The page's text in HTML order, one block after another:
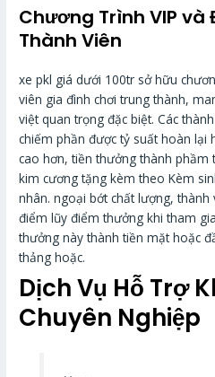
Chương Trình VIP và
Thành Viên
xe pkl giá dưới 100tr sở hữu
viên gia đình chơi trung thành,
việt quan trọng đặc biệt. Các
chiếm phần được tỷ suất hoàn lại
cao hơn, tiền thưởng thành phầm
kim cương tặng kèm theo Kèm
nhân. ngoại bớt chất lượng, thành
điểm lũy điểm thưởng khi tham
thưởng này thành tiền mặt hoặc
thảng hoặc.
Dịch Vụ Hỗ Trợ
Chuyên Nghiệp